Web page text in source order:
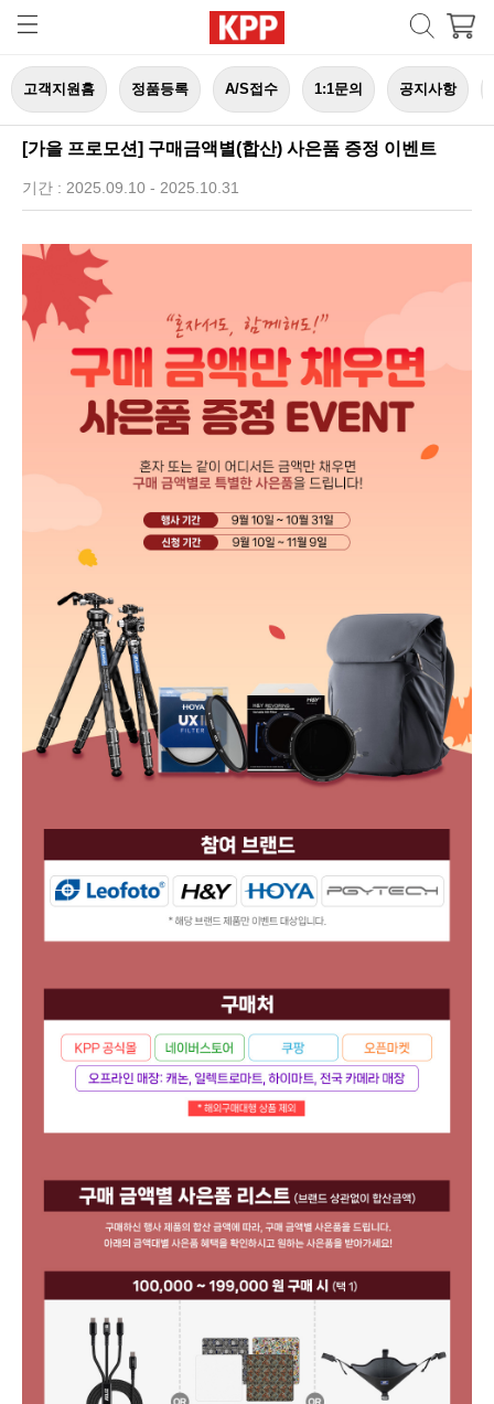
고객지원홈 정품등록 A/S접수 1:1문의 공지사항
[가을 프로모션] 구매금액별(합산) 사은품 증정 이벤트
기간 : 2025.09.10 - 2025.10.31